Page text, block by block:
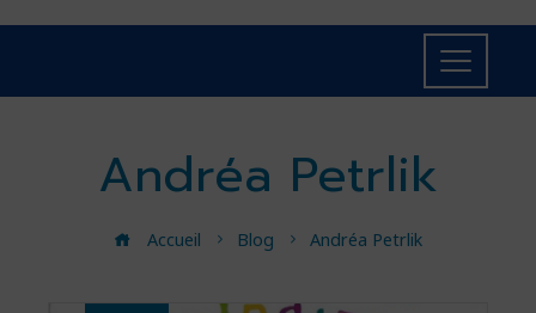
Andréa Petrlik
Accueil Blog Andréa Petrlik